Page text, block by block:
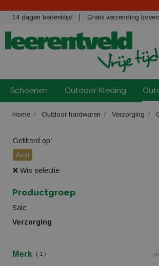
14 dagen bedenktijd Gratis verzending
Schoenen Outdoor Kleding
Home Outdoor hardwaren Verzorging
Gefilterd op:
Acsi
Wis selectie
Productgroep
Sale
Verzorging
Merk 1